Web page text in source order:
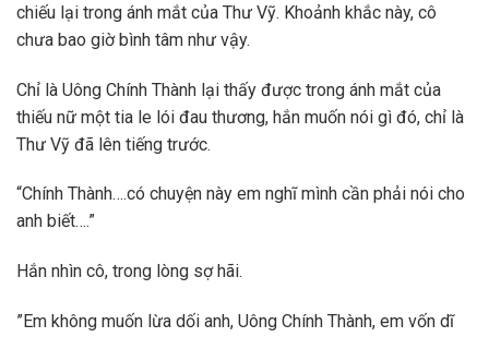
chiếu lại trong ánh mắt của Thư Vỹ. Khoảnh khắc này, cô
chưa bao giờ bình tâm như vậy.
Chỉ là Uông Chính Thành lại thấy được trong ánh mắt của
thiếu nữ một tia le lói đau thương, hắn muốn nói gì đó, chỉ là
Thư Vỹ đã lên tiếng trước.
“Chính Thành….có chuyện này em nghĩ mình cần phải nói cho
anh biết….”
Hắn nhìn cô, trong lòng sợ hãi.
”Em không muốn lừa dối anh, Uông Chính Thành, em vốn dĩ